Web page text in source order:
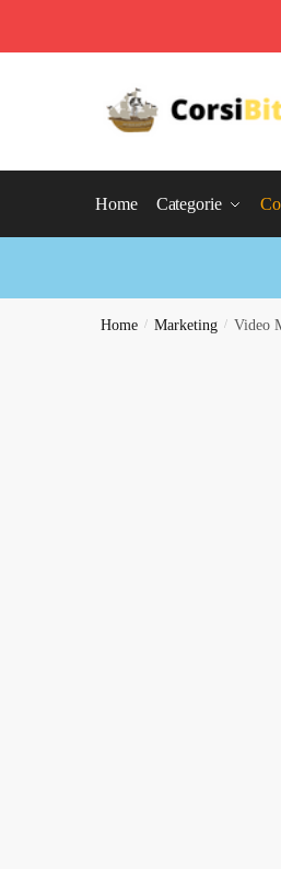
Home Categorie
Home / Marketing / Video